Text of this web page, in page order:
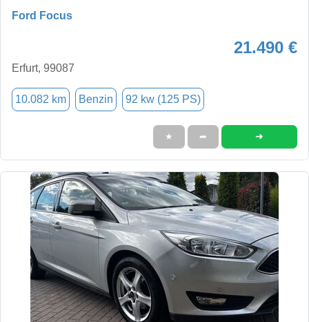
Ford Focus
21.490 €
Erfurt, 99087
10.082 km Benzin 92 kw (125 PS)
★ ➦ ➜